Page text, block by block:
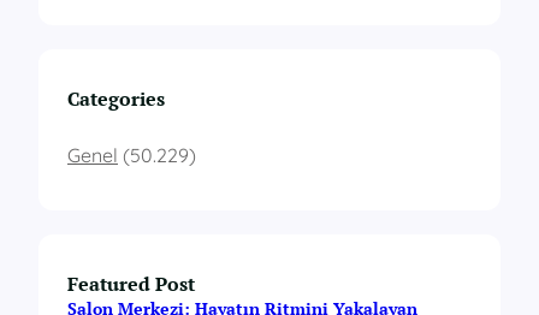
Categories
Genel (50.229)
Featured Post
Salon Merkezi: Hayatın Ritmini Yakalayan